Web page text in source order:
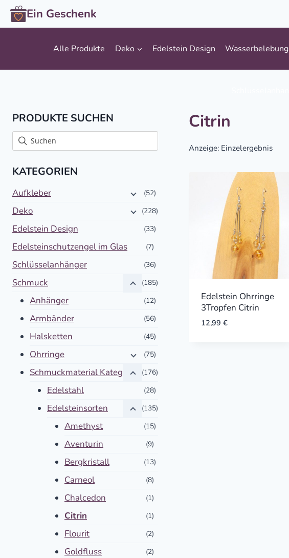
Zum
Inhalt
springen
Ein Geschenk
Alle Produkte Deko Edelstein Design Wasserbelebung
Citrin
Anzeige: Einzelergebnis
Edelstein Ohrringe
3Tropfen Citrin
12,99€
PRODUKTE SUCHEN
KATEGORIEN
Aufkleber (52)
Deko (228)
Edelstein Design (33)
Edelsteinschutzengel im Glas (7)
Schlüsselanhänger (36)
Schmuck (185)
Anhänger (12)
Armbänder (56)
Halsketten (45)
Ohrringe (75)
Schmuckmaterial Kategorien (176)
Edelstahl (28)
Edelsteinsorten (135)
Amethyst (15)
Aventurin (9)
Bergkristall (13)
Carneol (8)
Chalcedon (1)
Citrin (1)
Flourit (2)
Goldfluss (2)